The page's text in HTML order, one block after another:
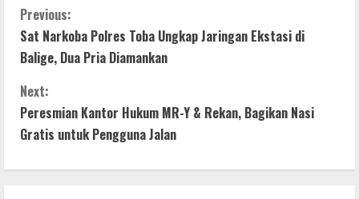
C
o
n
t
Previous:
Sat Narkoba Polres Toba Ungkap Jaringan Ekstasi di
Balige, Dua Pria Diamankan
Next:
Peresmian Kantor Hukum MR-Y & Rekan, Bagikan Nasi
Gratis untuk Pengguna Jalan